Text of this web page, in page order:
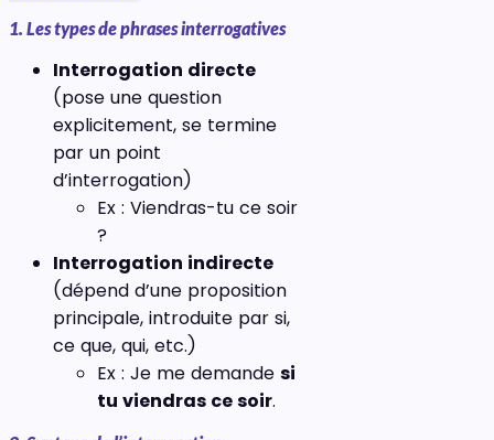
1. Les types de phrases interrogatives
Interrogation directe
(pose une question
explicitement, se termine
par un point
d’interrogation)
Ex : Viendras-tu ce soir
?
Interrogation indirecte
(dépend d’une proposition
principale, introduite par si,
ce que, qui, etc.)
Ex : Je me demande si
tu viendras ce soir.